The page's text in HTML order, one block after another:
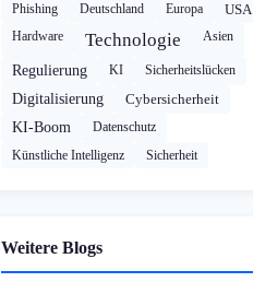
Phishing
Deutschland Europa USA
Hardware Technologie Asien
Regulierung KI Sicherheitslücken
Digitalisierung
Cybersicherheit
KI-Boom
Datenschutz
Künstliche Intelligenz
Sicherheit
Weitere Blogs